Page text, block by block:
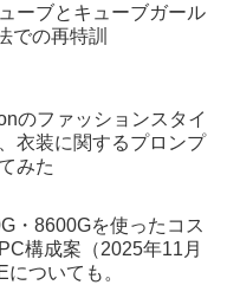
ーブとキューブガール
での再特訓
のファッションスタイ
衣装に関するプロンプ
みた
・8600Gを使ったコス
構成案（2025年11月
ついても。